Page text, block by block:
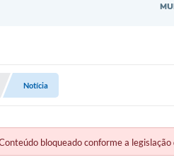
Notícia
bloqueado conforme a